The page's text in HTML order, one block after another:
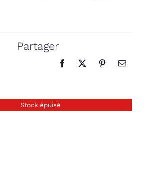
Stock épuisé
Partager